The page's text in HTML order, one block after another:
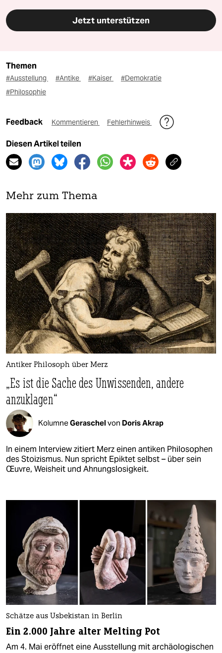
Jetzt unterstützen
Themen
#Ausstellung #Antike #Kaiser
#Demokratie
#Philosophie
Feedback Kommentieren Fehlerhinweis
Diesen Artikel teilen
Mehr zum Thema
Antiker Philosoph über Merz
„Es ist die Sache des Unwissenden, andere
anzuklagen“
KolumneGeraschelvon Doris Akrap
In einem Interview zitiert Merz einen antiken Philosophen
des Stoizismus. Nun spricht Epiktet selbst – über sein
Œuvre, Weisheit und Ahnungslosigkeit.
Schätze aus Usbekistan in Berlin
Ein 2.000 Jahre alter Melting Pot
Am 4. Mai eröffnet eine Ausstellung mit archäologischen